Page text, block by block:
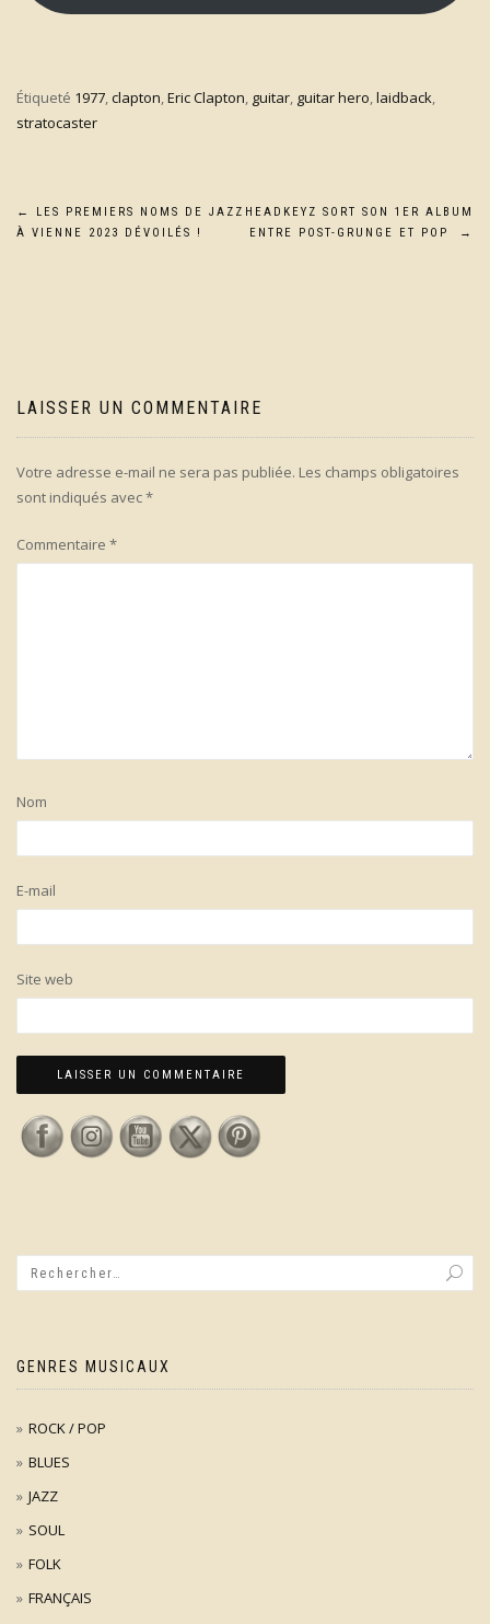
Étiqueté 1977,clapton,Eric Clapton, guitar, guitar hero,laidback,
stratocaster
Navigation
←
LES PREMIERS NOMS DE JAZZ
À VIENNE 2023 DÉVOILÉS !
HEADKEYZ SORT SON 1ER ALBUM
ENTRE POST-GRUNGE ET POP
→
LAISSER UN COMMENTAIRE
Votre adresse e-mail ne sera pas publiée. Les champs obligatoires
sont indiqués avec*
Commentaire *
Nom
E-mail
Site web
GENRES MUSICAUX
ROCK / POP
BLUES
JAZZ
SOUL
FOLK
FRANÇAIS